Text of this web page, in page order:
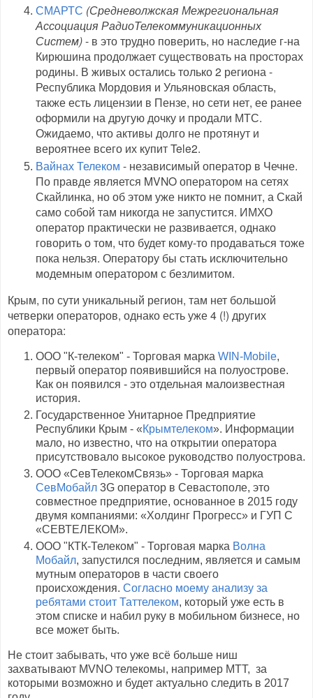
СМАРТС (Средневолжская Межрегиональная
Ассоциация РадиоТелекоммуникационных
Систем)- в это трудно поверить, но наследие г-на
Кирюшина продолжает существовать на просторах
родины. В живых остались только 2 региона -
Республика Мордовия и Ульяновская область,
также есть лицензии в Пензе, но сети нет, ее ранее
оформили на другую дочку и продали МТС.
Ожидаемо, что активы долго не протянут и
вероятнее всего их купит Tele2.
Вайнах Телеком - независимый оператор в Чечне.
По правде является MVNO оператором на сетях
Скайлинка, но об этом уже никто не помнит, а Скай
само собой там никогда не запустится. ИМХО
оператор практически не развивается, однако
говорить о том, что будет кому-то продаваться тоже
пока нельзя. Оператору бы стать исключительно
модемным оператором с безлимитом.
Крым, по сути уникальный регион, там нет большой
четверки операторов, однако есть уже 4 (!) других
оператора:
ООО "К-телеком" - Торговая марка WIN-Mobile,
первый оператор появившийся на полуострове.
Как он появился - это отдельная малоизвестная
история.
Государственное Унитарное Предприятие
Республики Крым - «Крымтелеком». Информации
мало, но известно, что на открытии оператора
присутствовало высокое руководство полуострова.
ООО «СевТелекомСвязь» - Торговая марка
СевМобайл 3G оператор в Севастополе, это
совместное предприятие, основанное в 2015 году
двумя компаниями: «Холдинг Прогресс» и ГУП С
«СЕВТЕЛЕКОМ».
ООО "КТК-Телеком" - Торговая марка Волна
Мобайл, запустился последним, является и самым
мутным операторов в части своего
происхождения. Согласно моему анализу за
ребятами стоит Таттелеком, который уже есть в
этом списке и набил руку в мобильном бизнесе, но
все может быть.
Не стоит забывать, что уже всё больше ниш
захватывают MVNO телекомы, например МТТ, за
которыми возможно и будет актуально следить в 2017